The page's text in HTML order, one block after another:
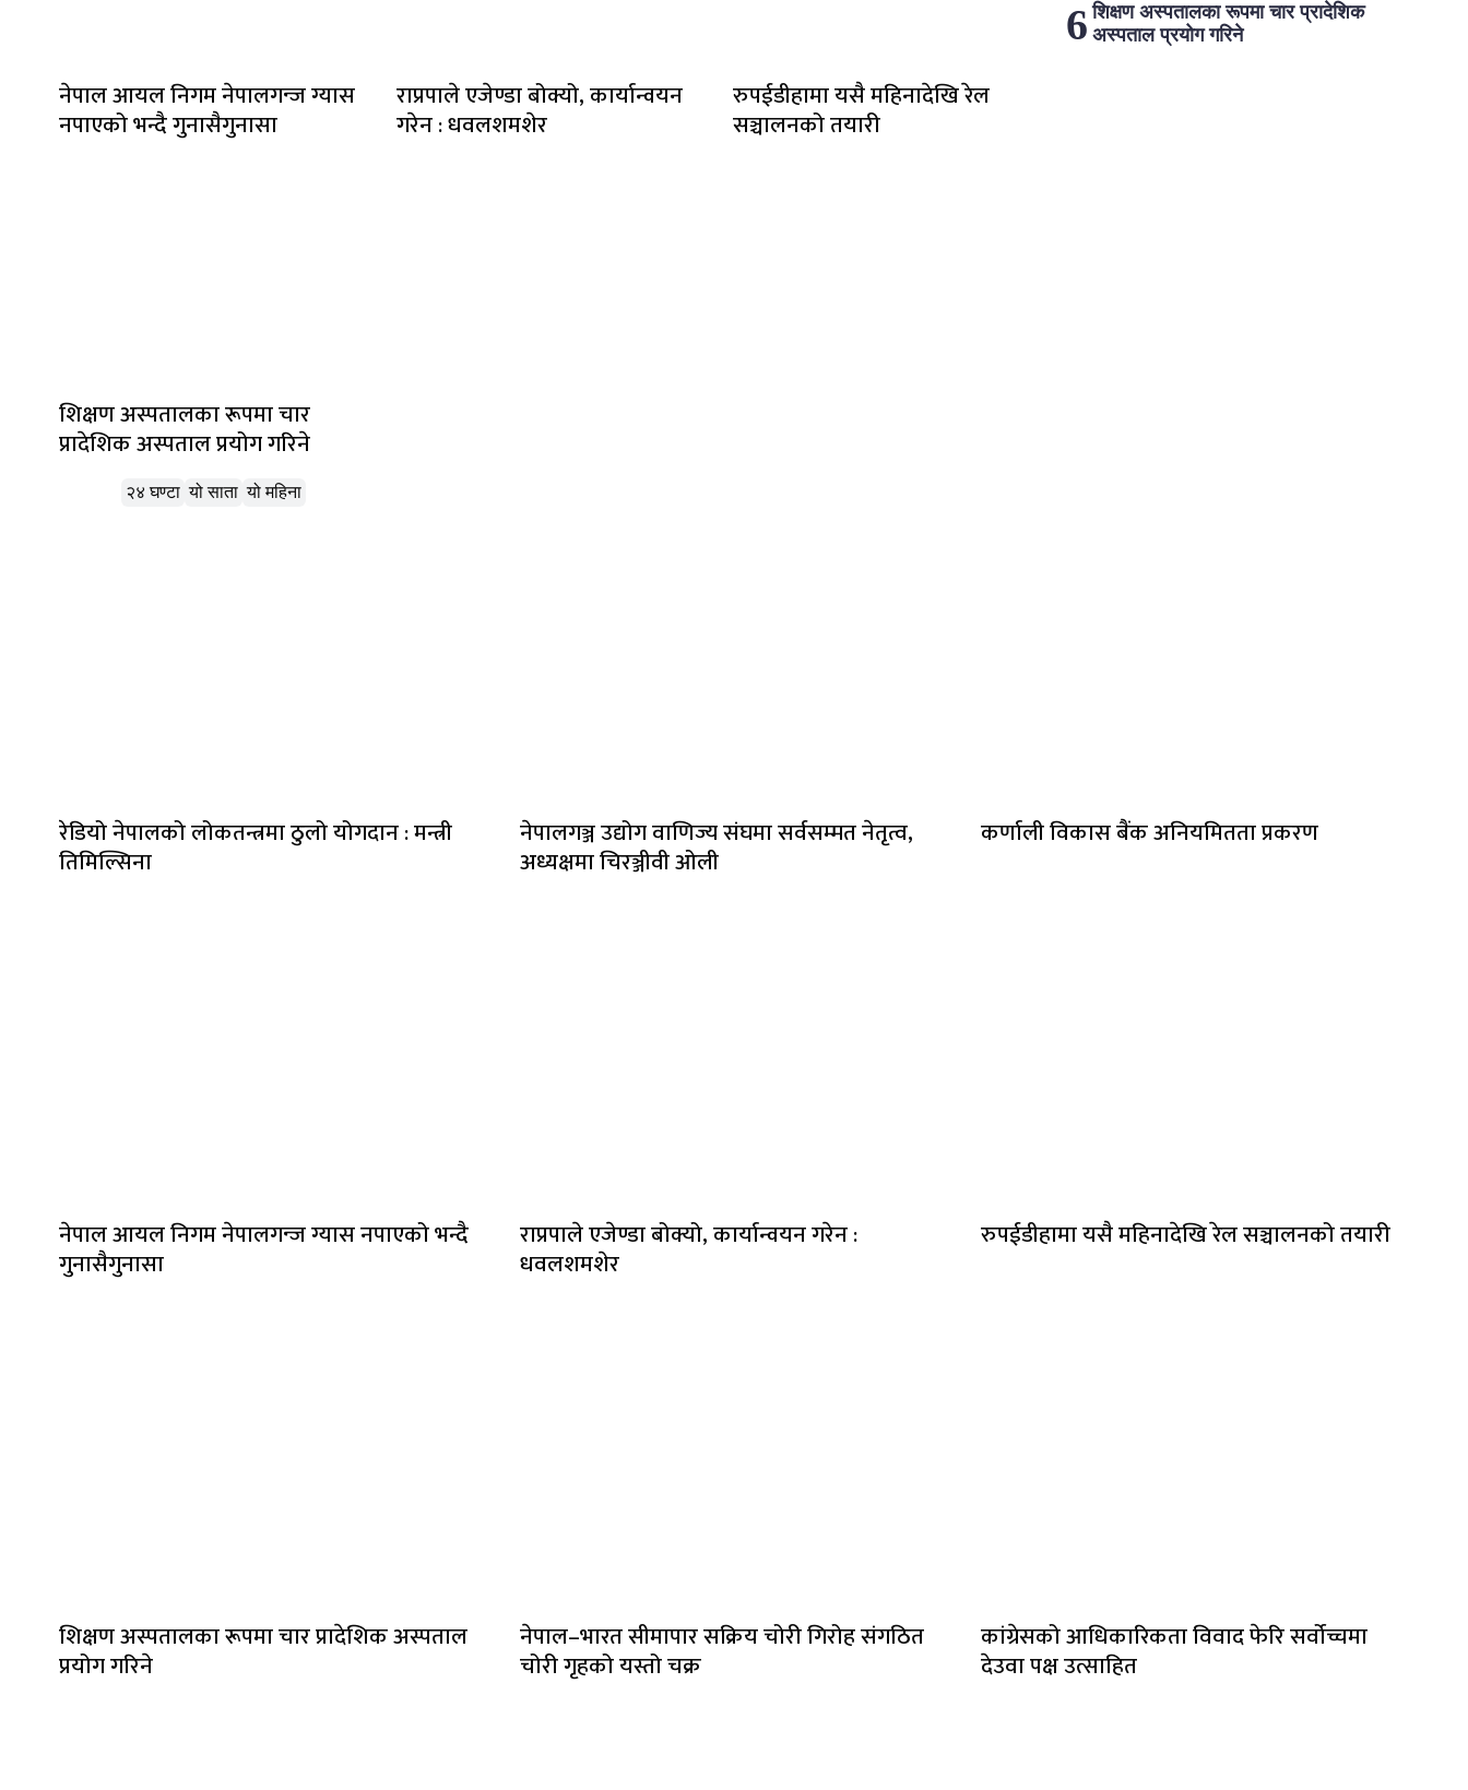
नेपाल आयल निगम नेपालगन्ज ग्यास
नपाएको भन्दै गुनासैगुनासा
राप्रपाले एजेण्डा बोक्यो, कार्यान्वयन
गरेन : धवलशमशेर
रुपईडीहामा यसै महिनादेखि रेल
सञ्चालनको तयारी
शिक्षण अस्पतालका रूपमा चार
प्रादेशिक अस्पताल प्रयोग गरिने
शिक्षण अस्पतालका रूपमा चार प्रादेशिक
अस्पताल प्रयोग गरिने
२४ घण्टा यो साता यो महिना
रेडियो नेपालको लोकतन्त्रमा ठुलो योगदान : मन्त्री
तिमिल्सिना
नेपालगञ्ज उद्योग वाणिज्य संघमा सर्वसम्मत नेतृत्व,
अध्यक्षमा चिरञ्जीवी ओली
कर्णाली विकास बैंक अनियमितता प्रकरण
नेपाल आयल निगम नेपालगन्ज ग्यास नपाएको भन्दै
गुनासैगुनासा
राप्रपाले एजेण्डा बोक्यो, कार्यान्वयन गरेन :
धवलशमशेर
रुपईडीहामा यसै महिनादेखि रेल सञ्चालनको तयारी
शिक्षण अस्पतालका रूपमा चार प्रादेशिक अस्पताल
प्रयोग गरिने
नेपाल–भारत सीमापार सक्रिय चोरी गिरोह संगठित
चोरी गृहको यस्तो चक्र
कांग्रेसको आधिकारिकता विवाद फेरि सर्वोच्चमा
देउवा पक्ष उत्साहित